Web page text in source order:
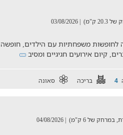
ק"מ) | 03/08/2026
לחופשות משפחתיות עם הילדים, חופשה
קיום אירועים חגיגיים ומסיב
4 בריכה סאונה
של 6 ק"מ) | 04/08/2026